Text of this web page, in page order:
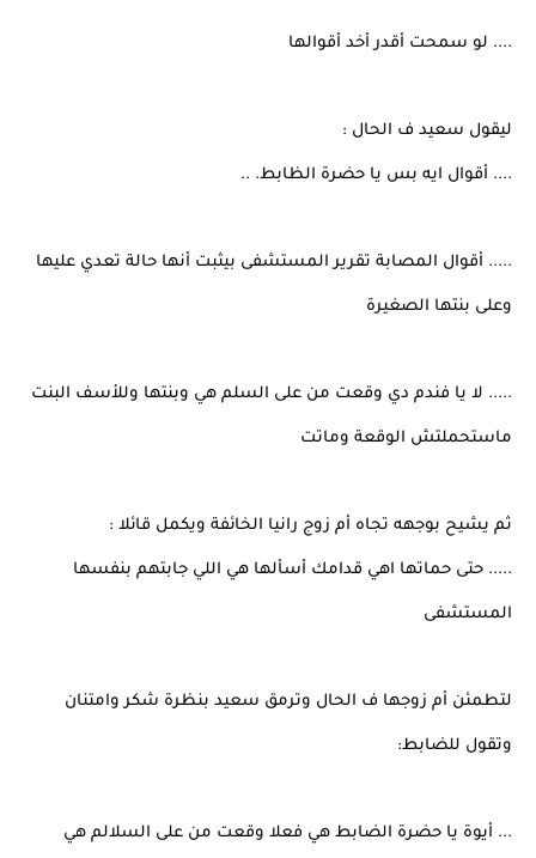
.... لو سمحت أقدر أخد أقوالها
ليقول سعيد ف الحال :
.... أقوال ايه بس يا حضرة الظابط. ..
..... أقوال المصابة تقرير المستشفى بيثبت أنها حالة تعدي عليها
وعلى بنتها الصغيرة
..... لا يا فندم دي وقعت من على السلم هي وبنتها وللأسف البنت
ماستحملتش الوقعة وماتت
ثم يشيح بوجهه تجاه أم زوج رانيا الخائفة ويكمل قائلا :
..... حتى حماتها اهي قدامك أسألها هي اللي جابتهم بنفسها
المستشفى
لتطمئن أم زوجها ف الحال وترمق سعيد بنظرة شكر وامتنان
وتقول للضابط:
... أيوة يا حضرة الضابط هي فعلا وقعت من على السلالم هي